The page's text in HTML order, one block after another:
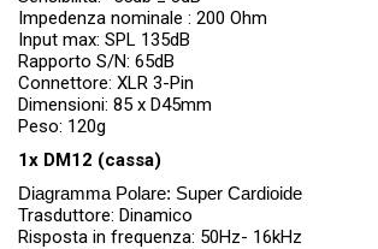
Impedenza nominale : 200 Ohm
Input max: SPL 135dB
Rapporto S/N: 65dB
Connettore: XLR 3-Pin
Dimensioni: 85 x D45mm
Peso: 120g
1x DM12 (cassa)
Diagramma Polare: Super Cardioide
Trasduttore: Dinamico
Risposta in frequenza: 50Hz- 16kHz